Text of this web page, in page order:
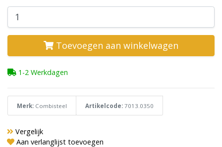
Toevoegen aan winkelwagen
1-2 Werkdagen
Merk: Combisteel Artikelcode: 7013.0350
Vergelijk
Aan verlanglijst toevoegen